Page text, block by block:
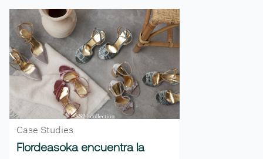
Case Studies
Flordeasoka encuentra la